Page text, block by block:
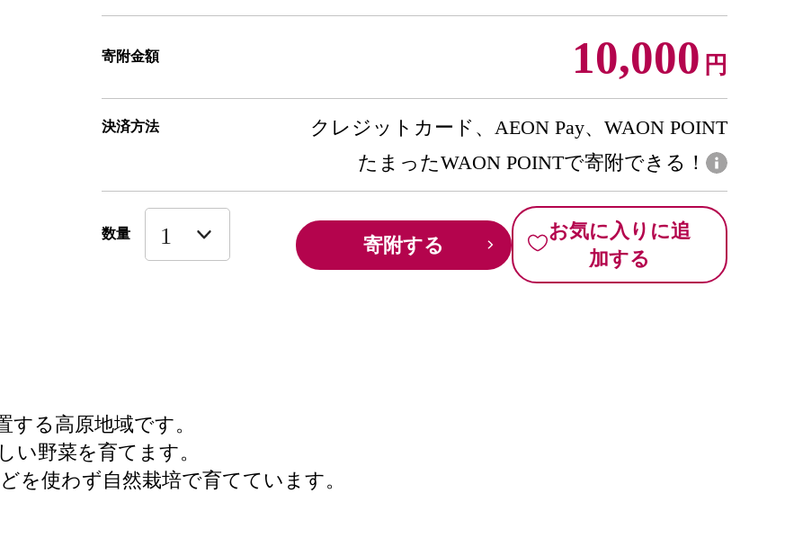
寄附金額 10,000 円
決済方法
クレジットカード、AEON Pay、WAON POINT
たまったWAON POINTで寄附できる！
数量 寄附する
お気に入りに追
加する
する高原地域です。
い野菜を育てます。
を使わず自然栽培で育てています。